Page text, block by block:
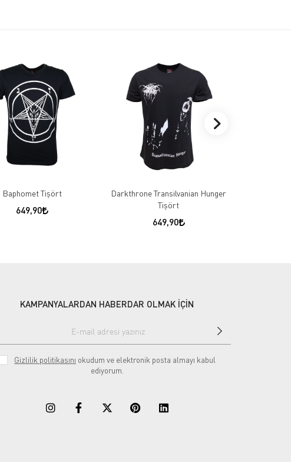
Baphomet Tişört
649,90
Darkthrone Transilvanian Hunger
Tişört
649,90
KAMPANYALARDAN HABERDAR OLMAK İÇİN
Gizlilik politikasını okudum ve elektronik posta almayı kabul
ediyorum.